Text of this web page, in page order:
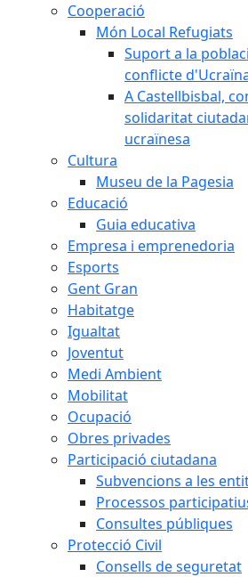
Cooperació
Món Local Refugiats
Suport a la
conflicte
A Castellbisbal,
solidaritat
ucraïnesa
Cultura
Museu de la Pagesia
Educació
Guia educativa
Empresa i emprenedoria
Esports
Gent Gran
Habitatge
Igualtat
Joventut
Medi Ambient
Mobilitat
Ocupació
Obres privades
Participació ciutadana
Subvencions a les
Processos
Consultes públiques
Protecció Civil
Consells de seguretat